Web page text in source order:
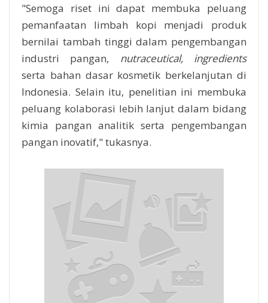
"Semoga riset ini dapat membuka peluang
pemanfaatan limbah kopi menjadi produk
bernilai tambah tinggi dalam pengembangan
industri pangan, nutraceutical,
ingredients
serta bahan dasar kosmetik berkelanjutan di
Indonesia. Selain itu, penelitian ini membuka
peluang kolaborasi lebih lanjut dalam bidang
kimia pangan analitik serta pengembangan
pangan inovatif," tukasnya.